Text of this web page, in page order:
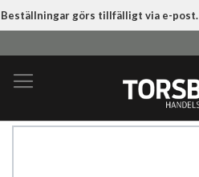
Beställningar görs tillfälligt via e-post.
till
innehållet